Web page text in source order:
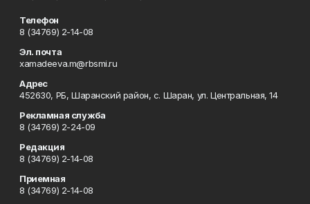
Телефон
8 (34769) 2-14-08
Эл. почта
xamadeeva.m@rbsmi.ru
Адрес
452630, РБ, Шаранский район, с. Шаран, ул. Центральная, 14
Рекламная служба
8 (34769) 2-24-09
Редакция
8 (34769) 2-14-08
Приемная
8 (34769) 2-14-08